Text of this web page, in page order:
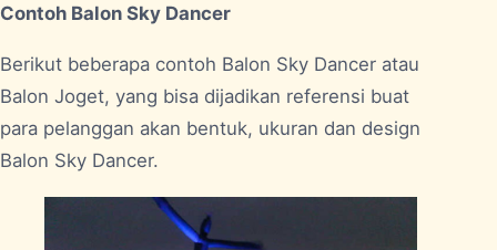
Contoh Balon Sky Dancer
Berikut beberapa contoh Balon Sky Dancer atau
Balon Joget, yang bisa dijadikan referensi buat
para pelanggan akan bentuk, ukuran dan design
Balon Sky Dancer.